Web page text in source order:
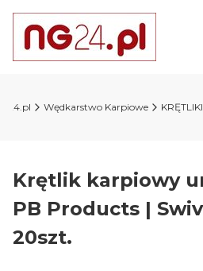
Wędkarstwo Karpiowe
Krętlik karpiowy
PB Products |
20szt.